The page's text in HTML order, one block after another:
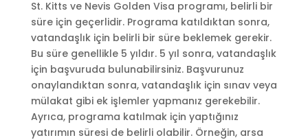
St. Kitts ve Nevis Golden Visa programı, belirli bir
süre için geçerlidir. Programa katıldıktan sonra,
vatandaşlık için belirli bir süre beklemek gerekir.
Bu süre genellikle 5 yıldır. 5 yıl sonra, vatandaşlık
için başvuruda bulunabilirsiniz. Başvurunuz
onaylandıktan sonra, vatandaşlık için sınav veya
mülakat gibi ek işlemler yapmanız gerekebilir.
Ayrıca, programa katılmak için yaptığınız
yatırımın süresi de belirli olabilir. Örneğin, arsa